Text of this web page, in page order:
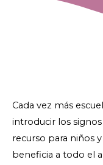
Cada vez más
introducir los
recurso para niños
beneficia a todo el